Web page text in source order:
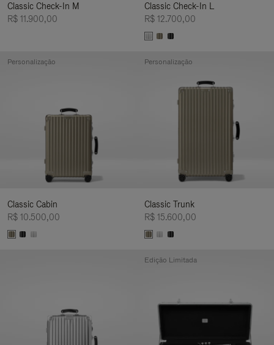
Classic Check-In M
R$ 11.900,00
Classic Check-In L
R$ 12.700,00
Classic Cabin
R$ 10.500,00
Personalização
Classic Trunk
R$ 15.600,00
Personalização
Edição Limitada